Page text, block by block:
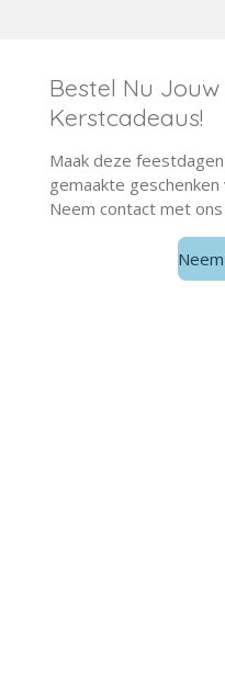
Bestel Nu
Kerstcadeaus!
Maak deze
gemaakte
Neem contact met